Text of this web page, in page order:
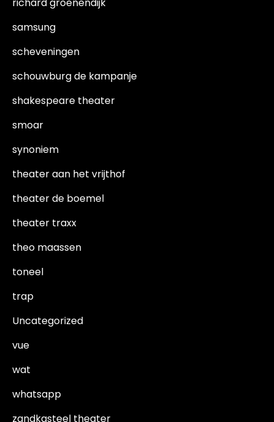
samsung
scheveningen
schouwburg de kampanje
shakespeare theater
smoar
synoniem
theater aan het vrijthof
theater de boemel
theater traxx
theo maassen
toneel
trap
Uncategorized
vue
wat
whatsapp
zandkasteel theater